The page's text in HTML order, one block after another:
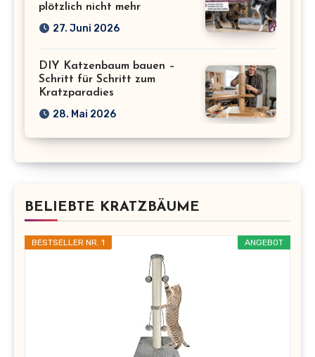
plötzlich nicht mehr
27. Juni 2026
DIY Katzenbaum bauen –
Schritt für Schritt zum
Kratzparadies
28. Mai 2026
BELIEBTE KRATZBÄUME
ANGEBOT
BESTSELLER NR. 1